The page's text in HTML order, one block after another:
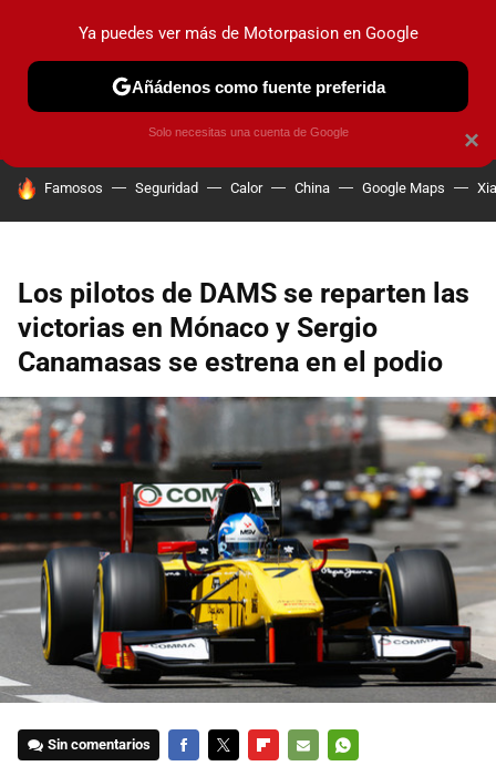
PRUEBAS COCHES ELÉCTRICOS OBSERVATORIO
HOY SE HABLA DE
Famosos Seguridad Calor China Google Maps
Los pilotos de DAMS se reparten las
victorias en Mónaco y Sergio
Canamasas se estrena en el podio
Sin comentarios
×
Ya puedes ver más de Motorpasion en Google
Añádenos como fuente preferida
Solo necesitas una cuenta de Google